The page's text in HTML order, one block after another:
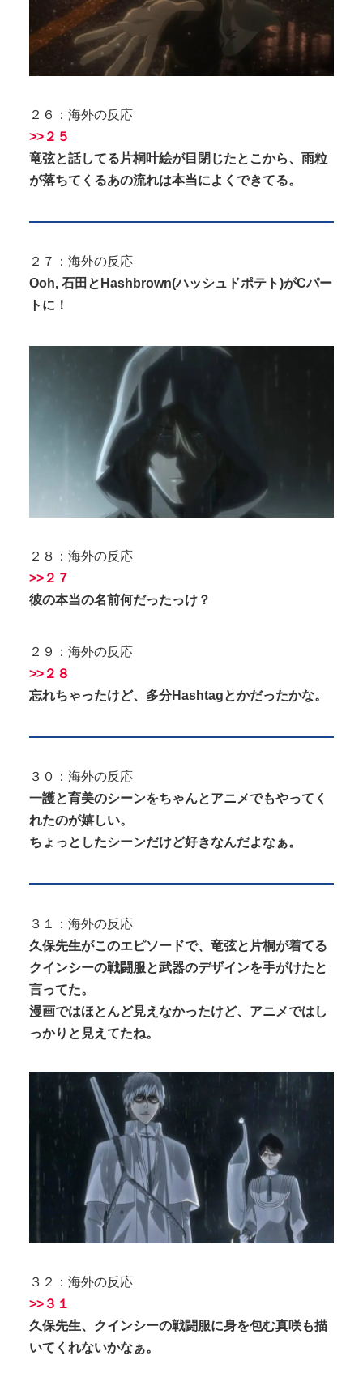
２６：海外の反応
>>２５
竜弦と話してる片桐叶絵が目閉じたとこから、雨粒
が落ちてくるあの流れは本当によくできてる。
２７：海外の反応
Ooh, 石田とHashbrown(ハッシュドポテト)がCパー
トに！
２８：海外の反応
>>２７
彼の本当の名前何だったっけ？
２９：海外の反応
>>２８
忘れちゃったけど、多分Hashtagとかだったかな。
３０：海外の反応
一護と育美のシーンをちゃんとアニメでもやってく
れたのが嬉しい。
ちょっとしたシーンだけど好きなんだよなぁ。
３１：海外の反応
久保先生がこのエピソードで、竜弦と片桐が着てる
クインシーの戦闘服と武器のデザインを手がけたと
言ってた。
漫画ではほとんど見えなかったけど、アニメではし
っかりと見えてたね。
３２：海外の反応
>>３１
久保先生、クインシーの戦闘服に身を包む真咲も描
いてくれないかなぁ。